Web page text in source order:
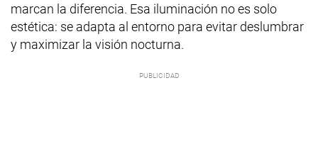
marcan la diferencia. Esa iluminación no es solo
estética: se adapta al entorno para evitar deslumbrar
y maximizar la visión nocturna.